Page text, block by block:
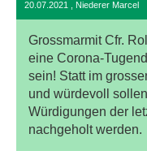
20.07.2021 , Niederer Marcel
Grossmarmit Cfr.
eine Corona-
sein! Statt im
und würdevoll
Würdigungen der
nachgeholt werden.